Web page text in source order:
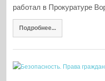
работал в Прокуратуре
Подробнее...